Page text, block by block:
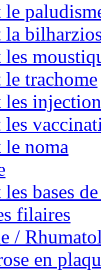
le
la
les
le trachome
les
les
le noma
les bases
filaires
/
en